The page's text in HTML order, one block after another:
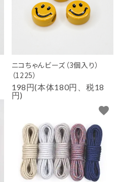
ニコちゃんビーズ（3個入り）
（1225）
198円(本体180円、税18
円)
favorite